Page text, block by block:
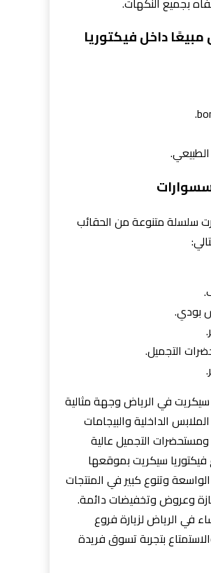
داخل فيكتوريا
سلسلة متنوعة من الحقائب
بودي.
التجميل.
سيكريت في الرياض وجهة مثالية
الداخلية والبيجامات
التجميل عالية
فيكتوريا سيكريت بموقعها
وتنوع كبير في المنتجات
وعروض وتخفيضات دائمة.
في الرياض لزيارة فروع
بتجربة تسوق فريدة